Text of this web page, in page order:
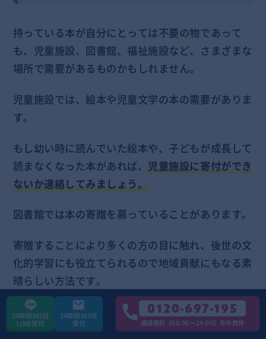
持っている本が自分にとっては不要の物であって
も、児童施設、図書館、福祉施設など、さまざまな
場所で需要があるものかもしれません。
児童施設では、絵本や児童文学の本の需要がありま
す。
もし幼い時に読んでいた絵本や、子どもが成長して
読まなくなった本があれば、児童施設に寄付ができ
ないか連絡してみましょう。
図書館では本の寄贈を募っていることがあります。
寄贈することにより多くの方の目に触れ、後世の文
化的学習にも役立てられるので地域貢献にもなる素
晴らしい方法です。
図書館置かれていない本を、予約して入荷待ちをし
ている人もます。そんな予約待ちの本を図書館に寄
24時間365日
LINE受付
24時間365日
受付
0120-697-195
通話無料《08:00〜24:00》年中無休